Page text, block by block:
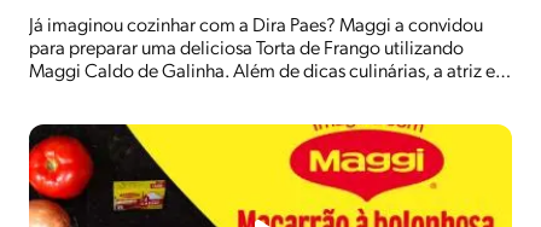
Já imaginou cozinhar com a Dira Paes? Maggi a convidou
para preparar uma deliciosa Torta de Frango utilizando
Maggi Caldo de Galinha. Além de dicas culinárias, a atriz e a